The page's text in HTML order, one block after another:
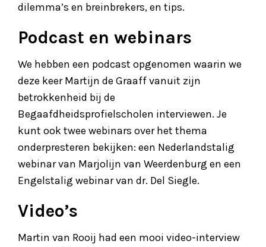
dilemma’s en breinbrekers, en tips.
Podcast en webinars
We hebben een podcast opgenomen waarin we
deze keer Martijn de Graaff vanuit zijn
betrokkenheid bij de
Begaafdheidsprofielscholen interviewen. Je
kunt ook twee webinars over het thema
onderpresteren bekijken: een Nederlandstalig
webinar van Marjolijn van Weerdenburg en een
Engelstalig webinar van dr. Del Siegle.
Video’s
Martin van Rooij had een mooi video-interview